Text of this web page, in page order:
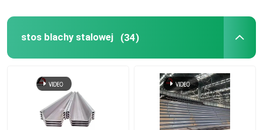
stos blachy stalowej (34)